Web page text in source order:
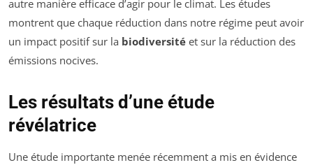
autre manière efficace d’agir pour le climat. Les études
montrent que chaque réduction dans notre régime peut avoir
un impact positif sur la biodiversité et sur la réduction des
émissions nocives.
Les résultats d’une étude
révélatrice
Une étude importante menée récemment a mis en évidence